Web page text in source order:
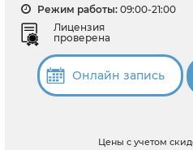
Режим работы: 09:00-21:00
Лицензия
проверена
Онлайн запись
Цены с учетом